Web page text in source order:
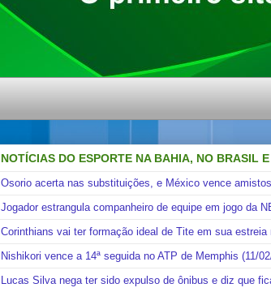
NOTÍCIAS DO ESPORTE NA BAHIA, NO BRASIL
Osorio acerta nas substituições, e México vence
Jogador estrangula companheiro de equipe em jogo da
Corinthians vai ter formação ideal de Tite em sua estreia
Nishikori vence a 14ª seguida no ATP de Memphis (11/
Lucas Silva nega ter sido expulso de ônibus e diz que